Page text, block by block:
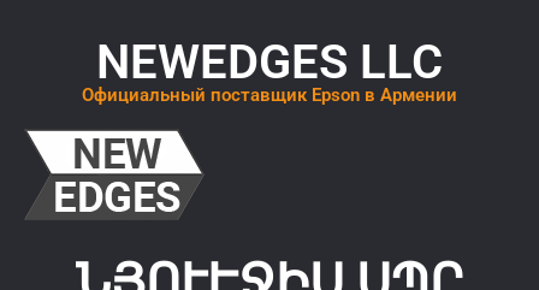
NEWEDGES LLC
Официальный поставщик Epson в Армении